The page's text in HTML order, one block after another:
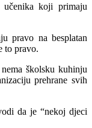
koji primaju
pravo na besplatan
to pravo.
školsku kuhinju
prehrane svih
da je “nekoj djeci